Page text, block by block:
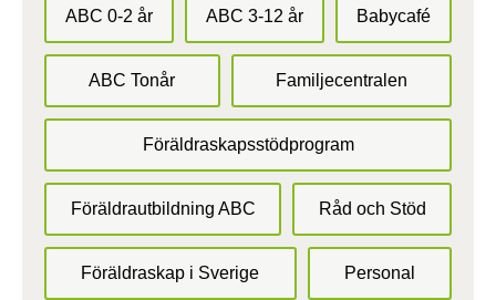
ABC 0-2 år ABC 3-12 år Babycafé
ABC Tonår Familjecentralen
Föräldraskapsstödprogram
Föräldrautbildning ABC Råd och Stöd
Föräldraskap i Sverige Personal